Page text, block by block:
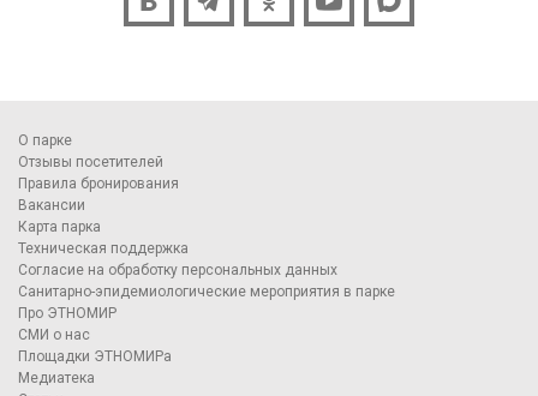
О парке
Отзывы посетителей
Правила бронирования
Вакансии
Карта парка
Техническая поддержка
Согласие на обработку персональных данных
Санитарно-эпидемиологические мероприятия в парке
Про ЭТНОМИР
СМИ о нас
Площадки ЭТНОМИРа
Медиатека